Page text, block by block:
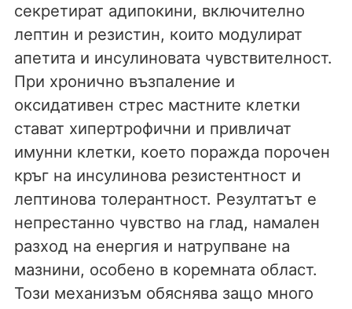
секретират адипокини, включително
лептин и резистин, които модулират
апетита и инсулиновата чувствителност.
При хронично възпаление и
оксидативен стрес мастните клетки
стават хипертрофични и привличат
имунни клетки, което поражда порочен
кръг на инсулинова резистентност и
лептинова толерантност. Резултатът е
непрестанно чувство на глад, намален
разход на енергия и натрупване на
мазнини, особено в коремната област.
Този механизъм обяснява защо много